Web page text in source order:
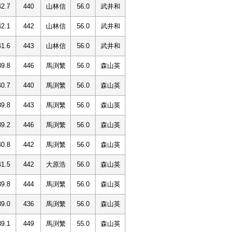
440 山林信 56.0 武井和
442 山林信 56.0 武井和
443 山林信 56.0 武井和
446 馬渕繁 56.0 森山英
440 馬渕繁 56.0 森山英
443 馬渕繁 56.0 森山英
446 馬渕繁 56.0 森山英
442 馬渕繁 56.0 森山英
442 大原浩 56.0 森山英
444 馬渕繁 56.0 森山英
436 馬渕繁 56.0 森山英
449 馬渕繁 55.0 森山英